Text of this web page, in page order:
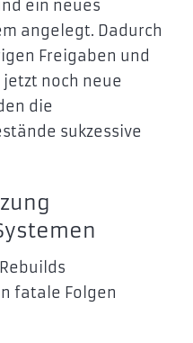
ein neues
angelegt. Dadurch
Freigaben und
noch neue
die
sukzessive
fatale Folgen